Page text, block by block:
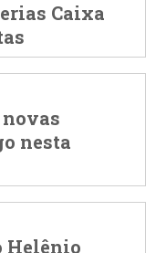
Caixa
novas
nesta
Helênio